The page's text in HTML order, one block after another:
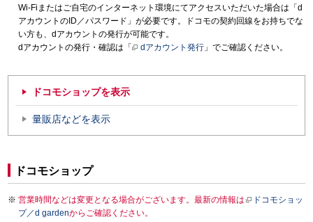
Wi-Fiまたはご自宅のインターネット環境にてアクセスいただいた場合は「d
アカウントのID／パスワード」が必要です。ドコモの契約回線をお持ちでな
い方も、dアカウントの発行が可能です。
dアカウントの発行・確認は「
dアカウント発行 」でご確認ください。
ドコモショップを表示
量販店などを表示
ドコモショップ
営業時間などは変更となる場合がございます。最新の情報は
ドコモショッ
プ／d gardenからご確認ください。